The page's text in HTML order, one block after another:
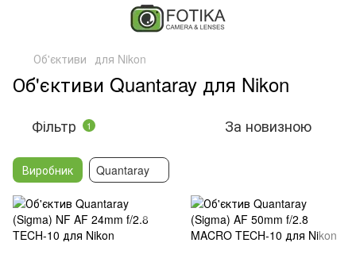
Об'єктиви для Nikon
Об'єктиви Quantaray для Nikon
Фільтр 1 За новизною
Виробник Quantaray